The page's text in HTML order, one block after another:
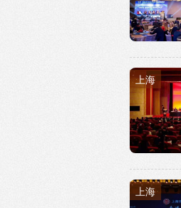
上海
上海